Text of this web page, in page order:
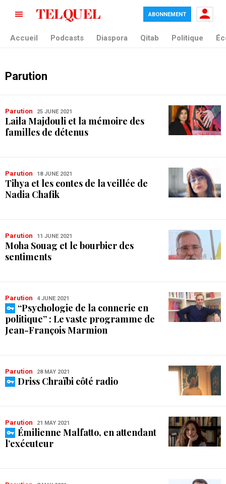
ABONNEMENT
Accueil Podcasts Diaspora Qitab Politique
Parution
Parution 25 JUNE 2021
Laila Majdouli et la mémoire des
familles de détenus
Parution 18 JUNE 2021
Tihya et les contes de la veillée de
Nadia Chafik
Parution 11 JUNE 2021
Moha Souag et le bourbier des
sentiments
Parution 4 JUNE 2021
“Psychologie de la connerie en
politique” : Le vaste programme de
Jean-François Marmion
Parution 28 MAY 2021
Driss Chraïbi côté radio
Parution 21 MAY 2021
Émilienne Malfatto, en attendant
l’exécuteur